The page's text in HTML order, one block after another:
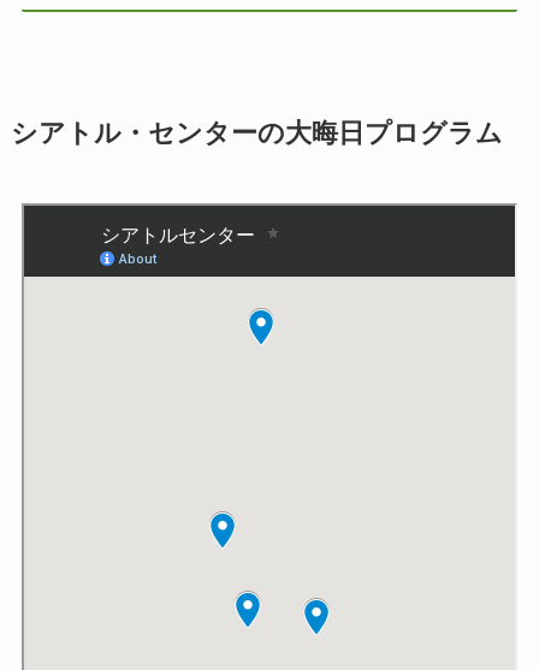
シアトル・センターの大晦日プログラム